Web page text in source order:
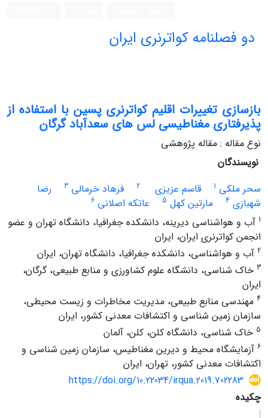
دو فصلنامه کواترنری ایران
بازسازی تغییرات اقلیم کواترنری پسین با استفاده از
پذیرفتاری مغناطیسی لس های سعدآباد گرگان
نوع مقاله : مقاله پژوهشی
نویسندگان
سحر ملکی 1 قاسم عزیزی 2 فرهاد خرمالی 3
رضا
شهبازی 4 مارتین کهل 5 عاتکه اصلانی 6
1 آب و هواشناسی دیرینه، دانشکده جغرافیا، دانشگاه تهران و عضو
انجمن کواترنری ایران، ایران
2 آب و هواشناسی، دانشکده جغرافیا، دانشگاه تهران، ایران
3 خاک شناسی، دانشگاه علوم کشاورزی و منابع طبیعی، گرگان،
ایران
4 مهندسی منابع طبیعی، مدیریت مخاطرات و زیست محیطی،
سازمان زمین شناسی و اکتشافات معدنی کشور، ایران
5 خاک شناسی، دانشگاه کلن، کلن، آلمان
6 آزمایشگاه محیط و دیرین مغناطیس، سازمان زمین شناسى و
اکتشافات معدنى کشور، تهران، ایران
https://doi.org/10.22034/irqua.2019.702283
چکیده